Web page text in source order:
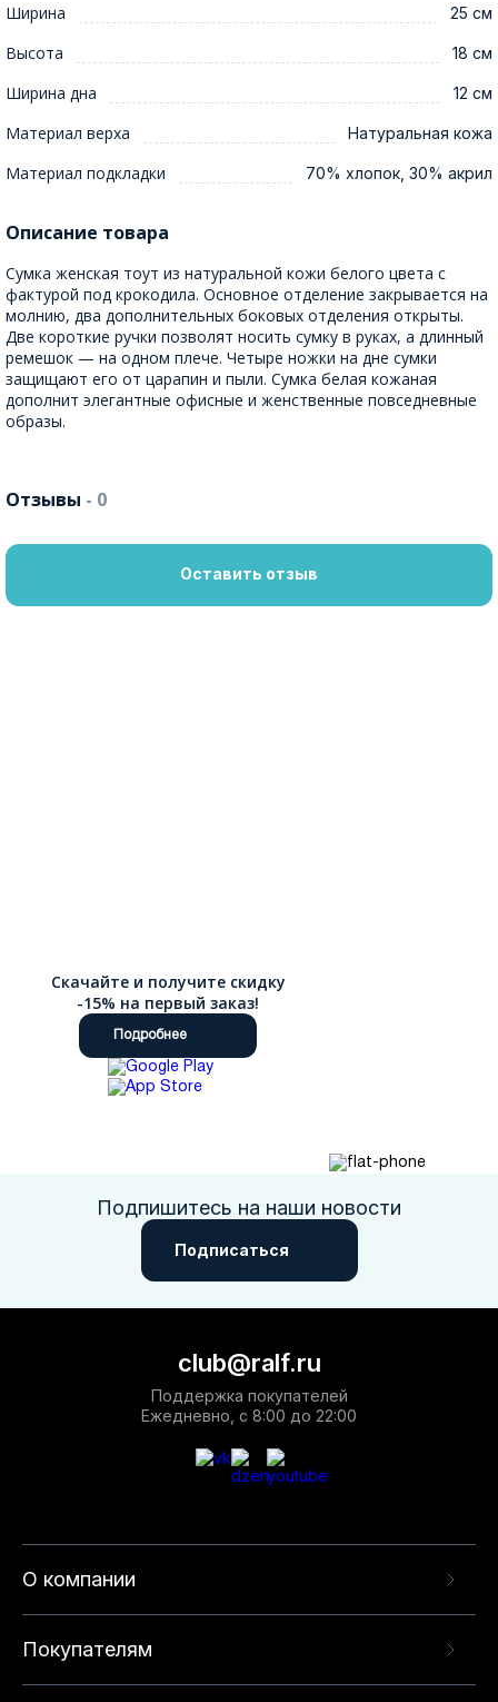
Ширина 25 см
Высота 18 см
Ширина дна 12 см
Материал верха Натуральная кожа
Материал подкладки 70% хлопок, 30% акрил
Описание товара
Сумка женская тоут из натуральной кожи белого цвета с
фактурой под крокодила. Основное отделение закрывается на
молнию, два дополнительных боковых отделения открыты.
Две короткие ручки позволят носить сумку в руках, а длинный
ремешок — на одном плече. Четыре ножки на дне сумки
защищают его от царапин и пыли. Сумка белая кожаная
дополнит элегантные офисные и женственные повседневные
образы.
Отзывы - 0
Оставить отзыв
Скачайте и получите скидку
-15% на первый заказ!
Подробнее
Подпишитесь на наши новости
Подписаться
О компании
Покупателям
club@ralf.ru
Поддержка покупателей
Ежедневно, с 8:00 до 22:00